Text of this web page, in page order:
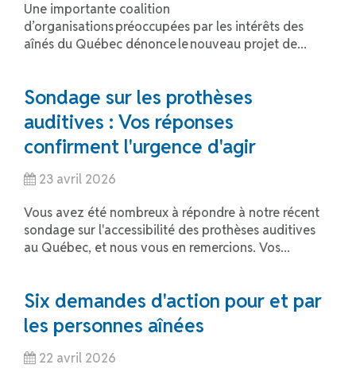
Une importante coalition
d’organisations préoccupées par les intérêts des
aînés du Québec dénonce le nouveau projet de...
Sondage sur les prothèses
auditives : Vos réponses
confirment l'urgence d'agir
23 avril 2026
Vous avez été nombreux à répondre à notre récent
sondage sur l'accessibilité des prothèses auditives
au Québec, et nous vous en remercions. Vos...
Six demandes d'action pour et par
les personnes aînées
22 avril 2026